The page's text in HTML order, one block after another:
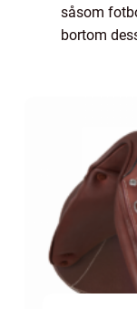
såsom
bortom